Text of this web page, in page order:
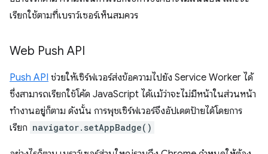
เรียกใช้ตามที่เบราว์เซอร์เห็นสมควร
Web Push API
Push API ช่วยให้เซิร์ฟเวอร์ส่งข้อความไปยัง Service Worker ได้
ซึ่งสามารถเรียกใช้โค้ด JavaScript ได้แม้ว่าจะไม่มีหน้าในส่วนหน้า
ทำงานอยู่ก็ตาม ดังนั้น การพุชเซิร์ฟเวอร์จึงอัปเดตป้ายได้โดยการ
เรียก navigator.setAppBadge()